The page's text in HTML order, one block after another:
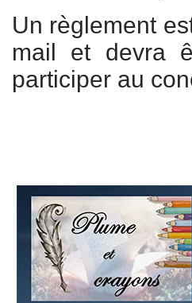
Un règlement
mail et devra
participer au